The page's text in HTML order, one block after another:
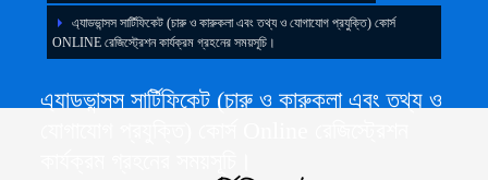
এ্যাডভান্সস সার্টিফিকেট (চারু ও কারুকলা এবং তথ্য ও যোগাযোগ প্রযুক্তি) কোর্স
ONLINE রেজিস্ট্রেশন কার্যক্রম গ্রহনের সময়সূচি।
এ্যাডভান্সস সার্টিফিকেট (চারু ও কারুকলা এবং তথ্য ও